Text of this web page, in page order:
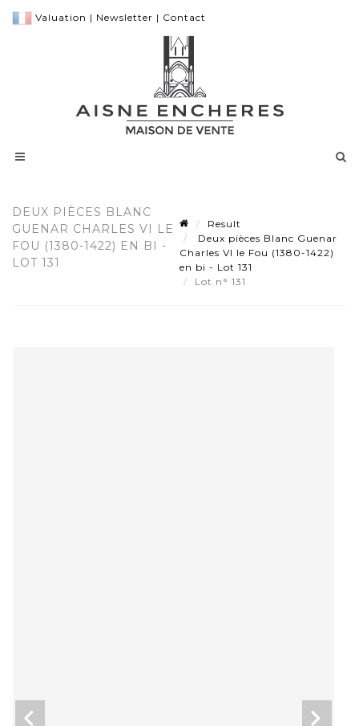
Valuation | Newsletter | Contact
DEUX PIÈCES BLANC
GUENAR CHARLES VI LE
FOU (1380-1422) EN BI -
LOT 131
Result
Deux pièces Blanc Guenar
Charles VI le Fou (1380-1422)
en bi - Lot 131
Lot n° 131